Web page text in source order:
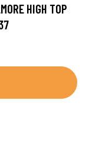
HIGH TOP